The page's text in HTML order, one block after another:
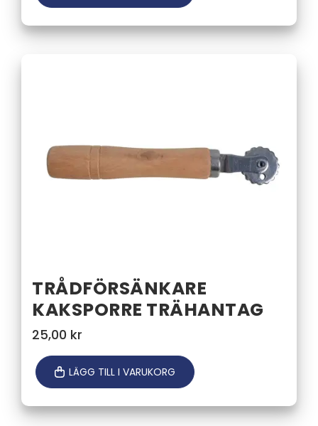
TRÅDFÖRSÄNKARE
KAKSPORRE TRÄHANTAG
25,00 kr
LÄGG TILL I VARUKORG